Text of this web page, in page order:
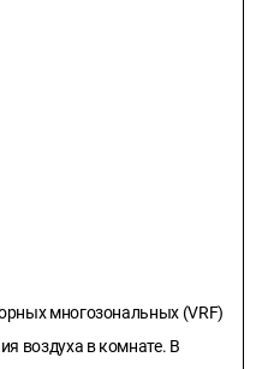
многозональных (VRF)
воздуха в комнате. В